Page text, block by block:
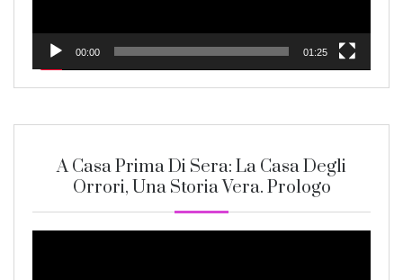
00:00 01:25
A Casa Prima Di Sera: La Casa Degli
Orrori, Una Storia Vera. Prologo